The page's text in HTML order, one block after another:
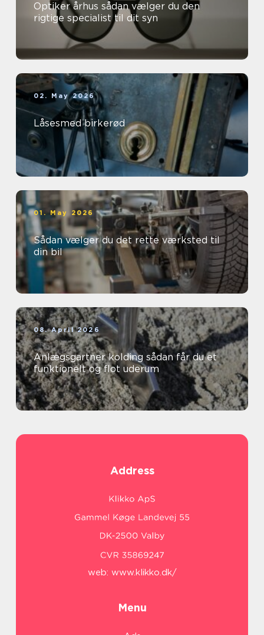
Optiker århus sådan vælger du den
rigtige specialist til dit syn
02. May 2026
Låsesmed birkerød
01. May 2026
Sådan vælger du det rette værksted til
din bil
08. April 2026
Anlægsgartner kolding sådan får du et
funktionelt og flot uderum
Address
web: www.klikko.dk/
Menu